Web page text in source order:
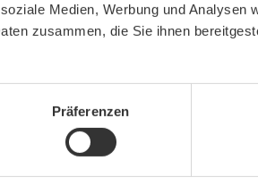
Medien, Werbung und Analysen
zusammen, die Sie ihnen
Präferenzen